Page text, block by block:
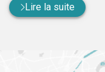
Lire la suite